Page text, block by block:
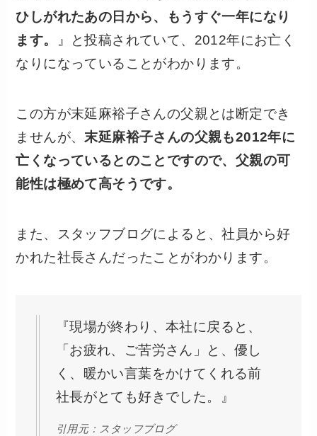
ひしがれたあの日から、もうすぐ一年になり
ます。
』と投稿されていて、2012年にお亡く
なりになっていることがわかります。
この方が末延麻裕子さんの父親とは断定でき
ませんが、 末延麻裕子さんの父親も2012年に
亡くなっているとのことですので、父親の可
能性は極めて高そうです。
また、スタッフブログによると、社員から好
かれた社長さんだったことがわかります。
『現場が終わり、本社に戻ると、
「お疲れ、ご苦労さん」と、優し
く、暖かい言葉をかけてくれる前
社長がとても好きでした。』
引用元：スタッフブログ